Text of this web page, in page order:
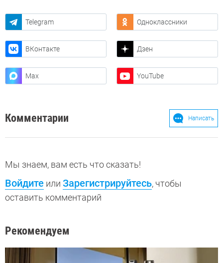
Telegram Одноклассники
ВКонтакте Дзен
Max YouTube
Комментарии Написать
Мы знаем, вам есть что сказать!
Войдите или Зарегистрируйтесь, чтобы
оставить комментарий
Рекомендуем